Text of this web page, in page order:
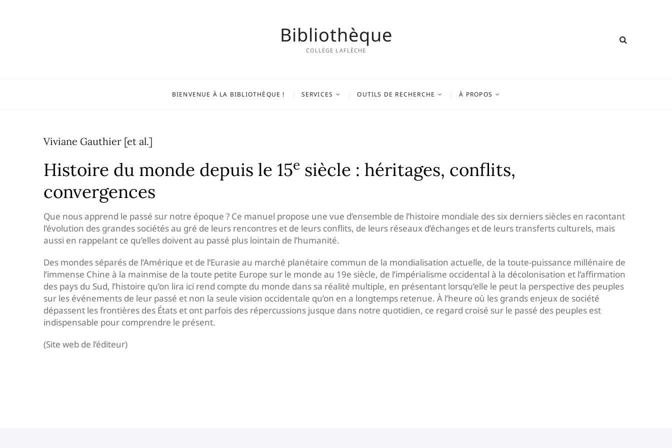
Bibliothèque
COLLÈGE LAFLÈCHE
BIENVENUE À LA BIBLIOTHÈQUE ! SERVICES OUTILS DE RECHERCHE À PROPOS
Viviane Gauthier [et al.]
Histoire du monde depuis le 15e siècle : héritages, conflits,
convergences
Que nous apprend le passé sur notre époque ? Ce manuel propose une vue d’ensemble de l’histoire mondiale des six derniers siècles en racontant
l’évolution des grandes sociétés au gré de leurs rencontres et de leurs conflits, de leurs réseaux d’échanges et de leurs transferts culturels, mais
aussi en rappelant ce qu’elles doivent au passé plus lointain de l’humanité.
Des mondes séparés de l’Amérique et de l’Eurasie au marché planétaire commun de la mondialisation actuelle, de la toute-puissance millénaire de
l’immense Chine à la mainmise de la toute petite Europe sur le monde au 19e siècle, de l’impérialisme occidental à la décolonisation et l’affirmation
des pays du Sud, l’histoire qu’on lira ici rend compte du monde dans sa réalité multiple, en présentant lorsqu’elle le peut la perspective des peuples
sur les événements de leur passé et non la seule vision occidentale qu’on en a longtemps retenue. À l’heure où les grands enjeux de société
dépassent les frontières des États et ont parfois des répercussions jusque dans notre quotidien, ce regard croisé sur le passé des peuples est
indispensable pour comprendre le présent.
(Site web de l’éditeur)